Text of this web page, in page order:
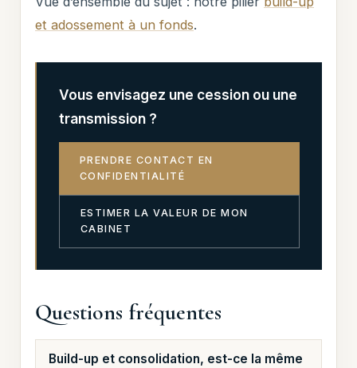
et adossement à un fonds.
Vous envisagez une cession ou une
transmission ?
PRENDRE CONTACT EN
CONFIDENTIALITÉ
ESTIMER LA VALEUR DE MON
CABINET
Questions fréquentes
Build-up et consolidation, est-ce la même